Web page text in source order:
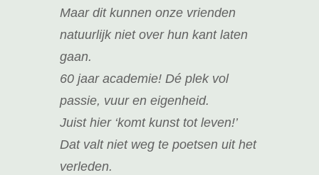
Maar dit kunnen onze vrienden
natuurlijk niet over hun kant laten
gaan.
60 jaar academie! Dé plek vol
passie, vuur en eigenheid.
Juist hier ‘komt kunst tot leven!’
Dat valt niet weg te poetsen uit het
verleden.